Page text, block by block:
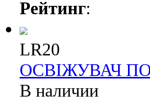
Рейтинг:
LR20
ОСВІЖУВАЧ
В наличии